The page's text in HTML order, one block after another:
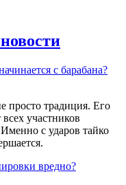
с барабана?
просто традиция. Его
участников
с ударов тайко
вредно?